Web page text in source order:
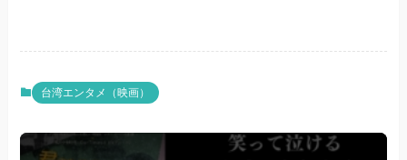
台湾エンタメ（映画）